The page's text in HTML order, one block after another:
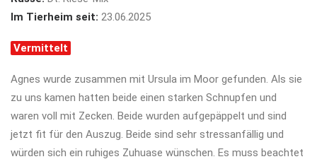
Im Tierheim seit: 23.06.2025
Vermittelt
Agnes wurde zusammen mit Ursula im Moor gefunden. Als sie
zu uns kamen hatten beide einen starken Schnupfen und
waren voll mit Zecken. Beide wurden aufgepäppelt und sind
jetzt fit für den Auszug. Beide sind sehr stressanfällig und
würden sich ein ruhiges Zuhuase wünschen. Es muss beachtet